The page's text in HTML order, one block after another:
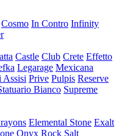
Cosmo In Contro Infinity
Castle Club Crete Effetto
Legarage Mexicana
Assisi Prive Pulpis Reserve
Bianco Supreme
Elemental Stone Exalt
Onyx Rock Salt